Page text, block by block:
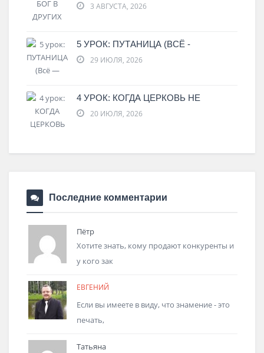
3 АВГУСТА, 2026
5 УРОК: ПУТАНИЦА (ВСЁ -
29 ИЮЛЯ, 2026
4 УРОК: КОГДА ЦЕРКОВЬ НЕ
20 ИЮЛЯ, 2026
Последние комментарии
Пётр
Хотите знать, кому продают конкуренты и
у кого зак
ЕВГЕНИЙ
Если вы имеете в виду, что знамение - это
печать,
Татьяна